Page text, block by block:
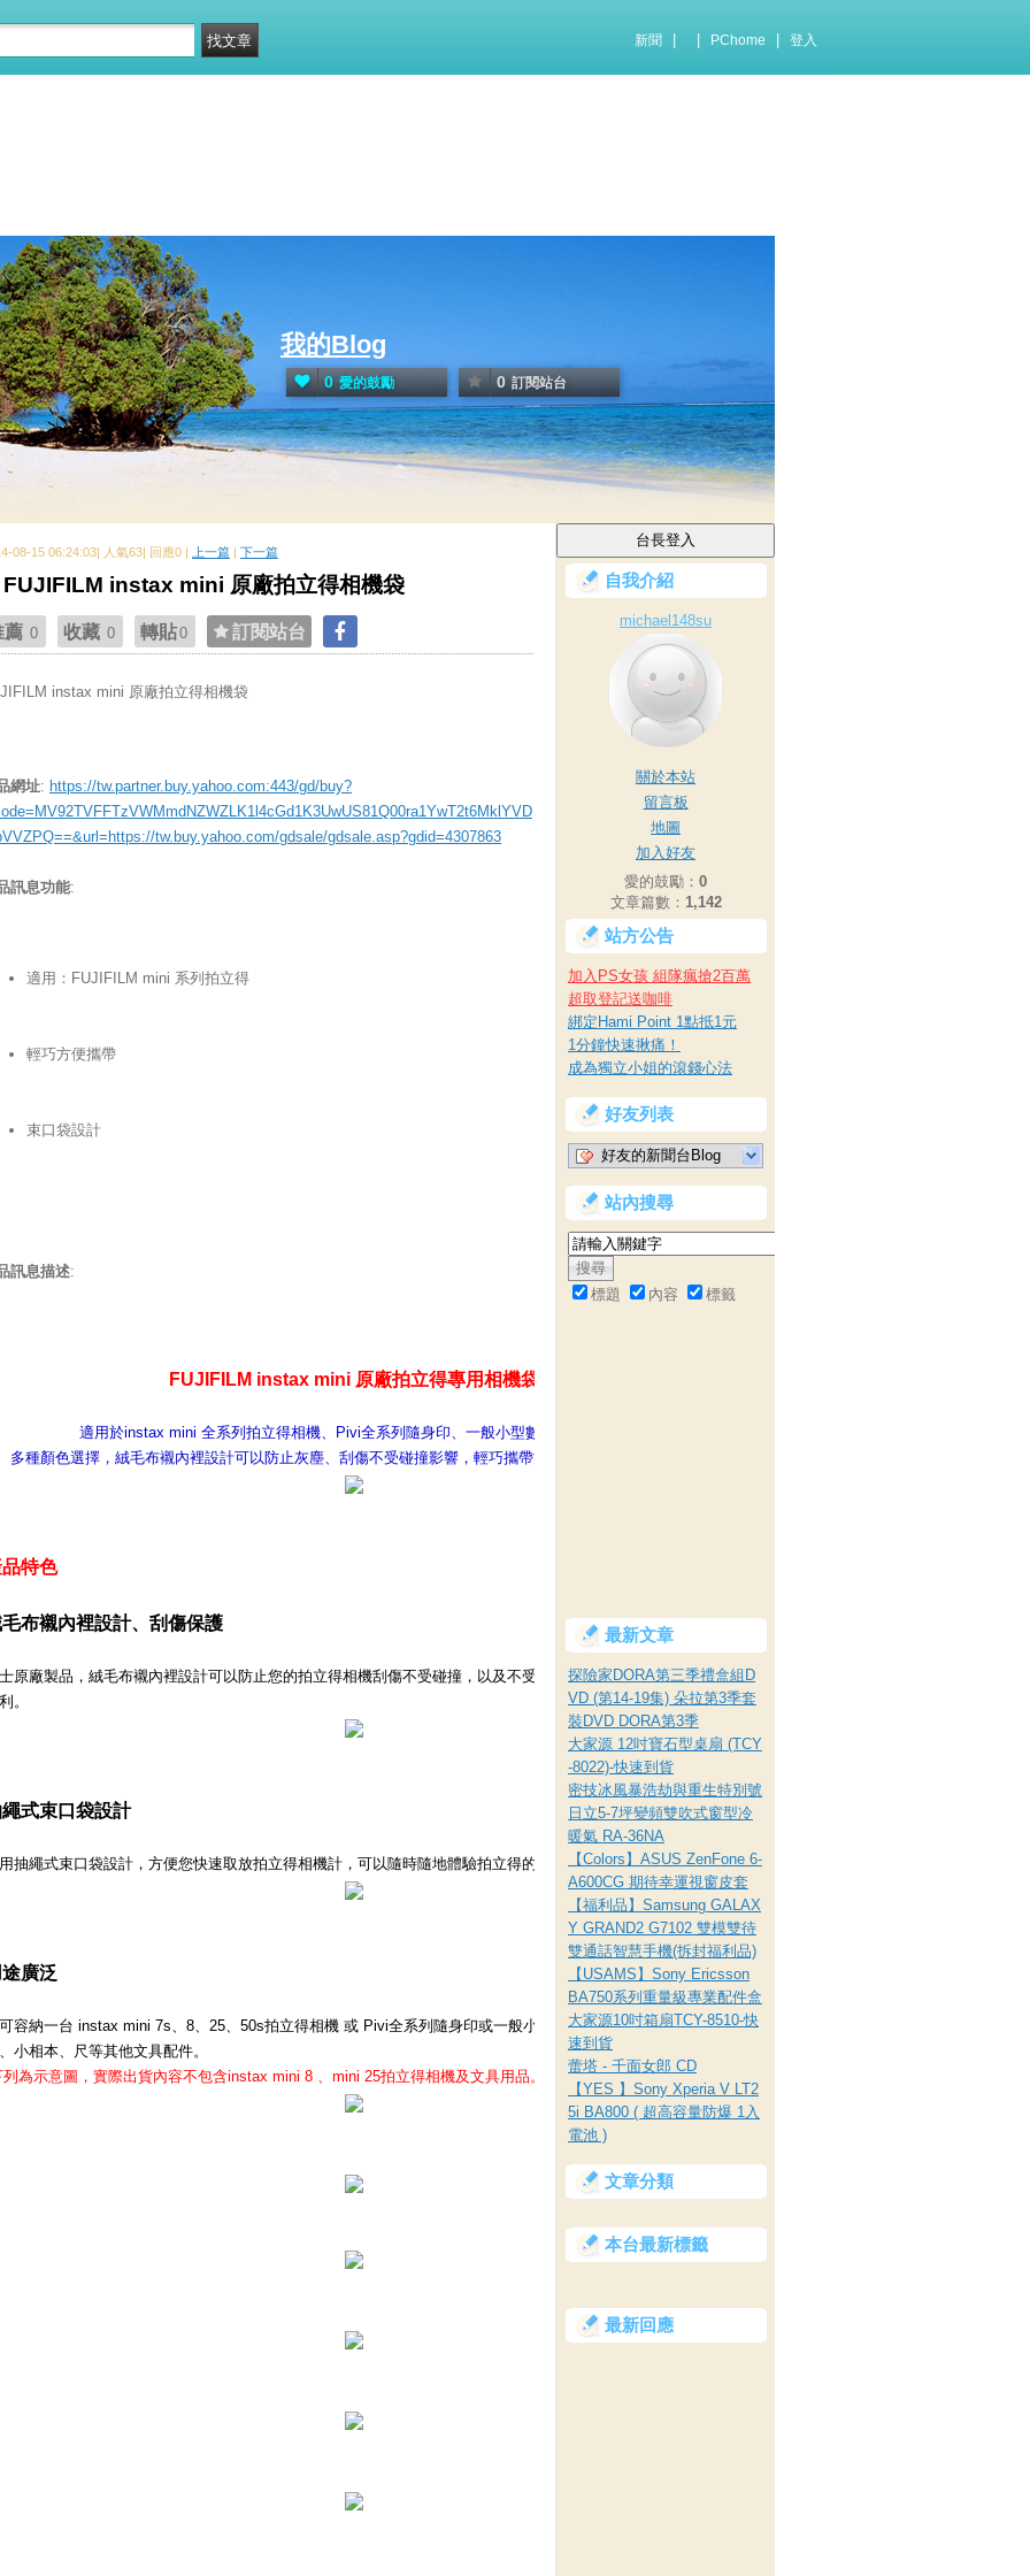
新聞 PChome 登入
我的Blog
0 愛的鼓勵 0 訂閱站台
08-15 06:24:03| 人氣63| 回應0 | 上一篇 | 下一篇
FUJIFILM instax mini 原廠拍立得相機袋
薦 0 收藏 0 轉貼0 訂閱站台
instax mini 原廠拍立得相機袋
網址: https://tw.partner.buy.yahoo.com:443/gd/buy?
tw.buy.yahoo.com/gdsale/gdsale.asp?gdid=4307863
訊息功能:
適用：FUJIFILM mini 系列拍立得
輕巧方便攜帶
束口袋設計
訊息描述:
FUJIFILM instax mini 原廠拍立得專用相機袋
適用於instax mini 全系列拍立得相機、Pivi全系列隨身印、一般小型數位相機等等，
多種顏色選擇，絨毛布襯內裡設計可以防止灰塵、刮傷不受碰撞影響，輕巧攜帶方便，是您絕佳的選擇！
特色
布襯內裡設計、刮傷保護
原廠製品，絨毛布襯內裡設計可以防止您的拍立得相機刮傷不受碰撞，以及不受灰塵影響，好收納攜帶非常
。
式束口袋設計
抽繩式束口袋設計，方便您快速取放拍立得相機計，可以隨時隨地體驗拍立得的樂趣。
廣泛
容納一台 instax mini 7s、8、25、50s拍立得相機 或 Pivi全系列隨身印或一般小型數位相機或原字筆、底
小相本、尺等其他文具配件。
列為示意圖，實際出貨內容不包含instax mini 8 、mini 25拍立得相機及文具用品。)
自我介紹
michael148su
關於本站
留言板
地圖
加入好友
愛的鼓勵： 0
文章篇數： 1,142
站方公告
加入PS女孩 組隊瘋搶2百萬
超取登記送咖啡
綁定Hami Point 1點抵1元
1分鐘快速揪痛！
成為獨立小姐的滾錢心法
好友列表
好友的新聞台Blog
站內搜尋
標題 內容 標籤
最新文章
探險家DORA第三季禮盒組D
VD (第14-19集) 朵拉第3季套
裝DVD DORA第3季
大家源 12吋寶石型桌扇 (TCY
-8022)-快速到貨
密技冰風暴浩劫與重生特別號
日立5-7坪變頻雙吹式窗型冷
暖氣 RA-36NA
【Colors】ASUS ZenFone 6-
A600CG 期待幸運視窗皮套
【福利品】Samsung GALAX
Y GRAND2 G7102 雙模雙待
雙通話智慧手機(拆封福利品)
【USAMS】Sony Ericsson
BA750系列重量級專業配件盒
大家源10吋箱扇TCY-8510-快
速到貨
蕾塔 - 千面女郎 CD
【YES 】Sony Xperia V LT2
5i BA800 ( 超高容量防爆 1入
電池 )
文章分類
本台最新標籤
最新回應